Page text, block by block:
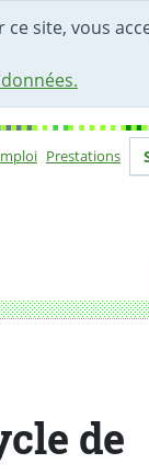
site, vous
Prestations
de